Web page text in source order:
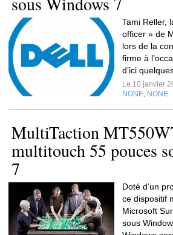
Tami Reller,
officer » de
lors de la
firme à
d’ici
Le 10 janvier
NONE NONE
MultiTaction
multitouch 55 pouces
7
Doté d’un
ce dispositif
Microsoft
sous